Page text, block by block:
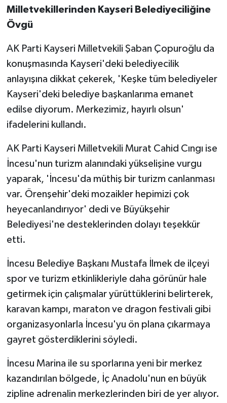
Milletvekillerinden Kayseri Belediyeciliğine
Övgü
AK Parti Kayseri Milletvekili Şaban Çopuroğlu da
konuşmasında Kayseri'deki belediyecilik
anlayışına dikkat çekerek, 'Keşke tüm belediyeler
Kayseri'deki belediye başkanlarıma emanet
edilse diyorum. Merkezimiz, hayırlı olsun'
ifadelerini kullandı.
AK Parti Kayseri Milletvekili Murat Cahid Cıngı ise
İncesu'nun turizm alanındaki yükselişine vurgu
yaparak, 'İncesu'da müthiş bir turizm canlanması
var. Örenşehir'deki mozaikler hepimizi çok
heyecanlandırıyor' dedi ve Büyükşehir
Belediyesi'ne desteklerinden dolayı teşekkür
etti.
İncesu Belediye Başkanı Mustafa İlmek de ilçeyi
spor ve turizm etkinlikleriyle daha görünür hale
getirmek için çalışmalar yürüttüklerini belirterek,
karavan kampı, maraton ve dragon festivali gibi
organizasyonlarla İncesu'yu ön plana çıkarmaya
gayret gösterdiklerini söyledi.
İncesu Marina ile su sporlarına yeni bir merkez
kazandırılan bölgede, İç Anadolu'nun en büyük
zipline adrenalin merkezlerinden biri de yer alıyor.